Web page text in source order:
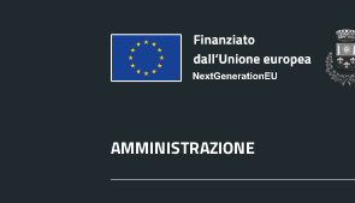
AMMINISTRAZIONE